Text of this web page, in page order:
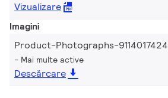
Vizualizare
Imagini
Product-Photographs-
Mai multe active
Descărcare